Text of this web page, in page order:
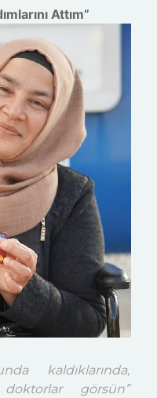
Attım”
kaldıklarında,
görsün”